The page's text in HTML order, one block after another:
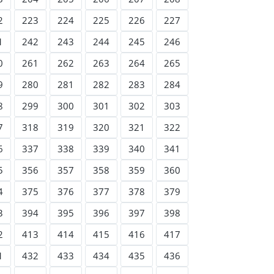
223 224 225 226
227
242 243 244 245
246
261 262 263 264
265
280 281 282 283
284
299 300 301 302
303
318 319 320 321
322
337 338 339 340
341
356 357 358 359
360
375 376 377 378
379
394 395 396 397
398
413 414 415 416
417
432 433 434 435
436